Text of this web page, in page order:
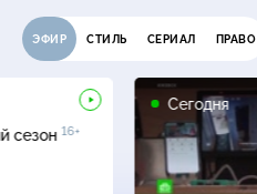
ЭФИР СТИЛЬ СЕРИАЛ ПРАВО
сезон 16+
Сегодня